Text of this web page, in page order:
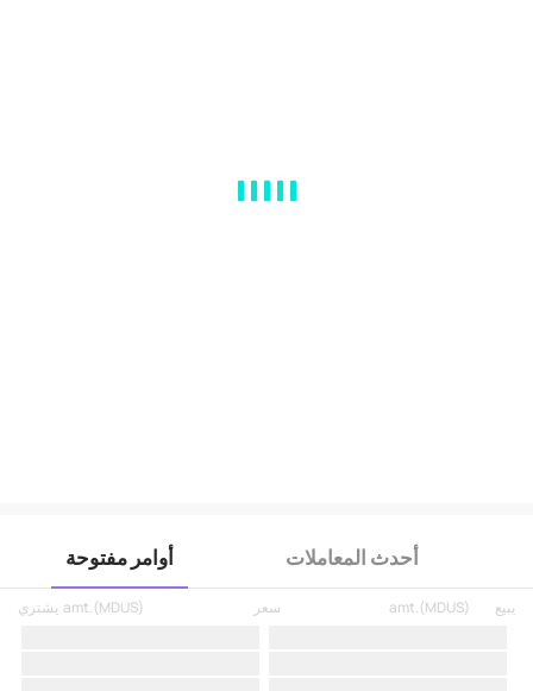
أوامر مفتوحة أحدث المعاملات
يشتري amt.(MDUS) سعر يبيع amt.(MDUS)